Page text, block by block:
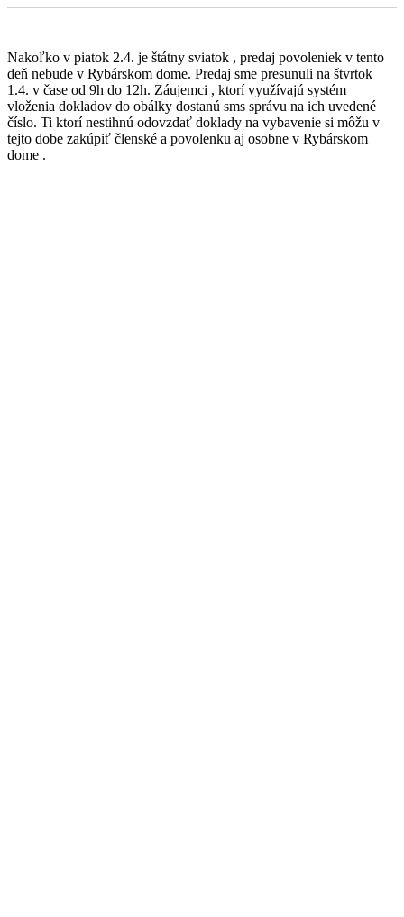
Nakoľko v piatok 2.4. je štátny sviatok , predaj povoleniek v tento
deň nebude v Rybárskom dome. Predaj sme presunuli na štvrtok
1.4. v čase od 9h do 12h. Záujemci , ktorí využívajú systém
vloženia dokladov do obálky dostanú sms správu na ich uvedené
číslo. Ti ktorí nestihnú odovzdať doklady na vybavenie si môžu v
tejto dobe zakúpiť členské a povolenku aj osobne v Rybárskom
dome .